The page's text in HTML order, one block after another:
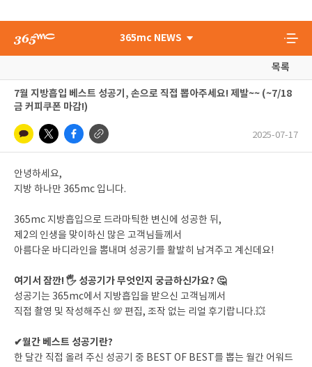
365mc NEWS
목록
7월 지방흡입 베스트 성공기, 손으로 직접 뽑아주세요! 제발~~ (~7/18
금 커피쿠폰 마감!)
2025-07-17
안녕하세요,
지방 하나만 365mc 입니다.
365mc 지방흡입으로 드라마틱한 변신에 성공한 뒤,
제2의 인생을 맞이하신 많은 고객님들께서
아름다운 바디라인을 뽐내며 성공기를 활발히 남겨주고 계신데요!
여기서 잠깐! 🖐 성공기가 무엇인지 궁금하신가요? 🤔
성공기는 365mc에서 지방흡입을 받으신 고객님께서
직접 촬영 및 작성해주신 💯 편집, 조작 없는 리얼 후기랍니다.💥
✔월간 베스트 성공기란?
한 달간 직접 올려 주신 성공기 중 BEST OF BEST를 뽑는 월간 어워드